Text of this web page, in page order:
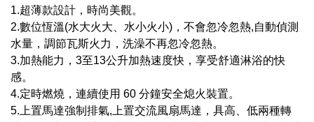
1.超薄款設計，時尚美觀。
2.數位恆溫(水大火大、水小火小)，不會忽冷忽熱,自動偵測
水量，調節瓦斯火力，洗澡不再忽冷忽熱。
3.加熱能力，3至13公升加熱速度快，享受舒適淋浴的快
感。
4.定時燃燒，連續使用 60 分鐘安全熄火裝置。
5.上置馬達強制排氣,上置交流風扇馬達，具高、低兩種轉